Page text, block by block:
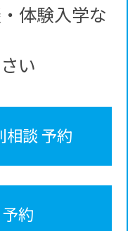
体験入学な
い
相談 予約
約